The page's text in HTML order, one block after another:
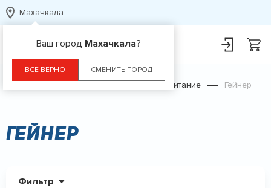
Махачкала
Ваш город Махачкала?
ВСЕ ВЕРНО СМЕНИТЬ ГОРОД
Спортивное питание Гейнер
Гейнер
Фильтр